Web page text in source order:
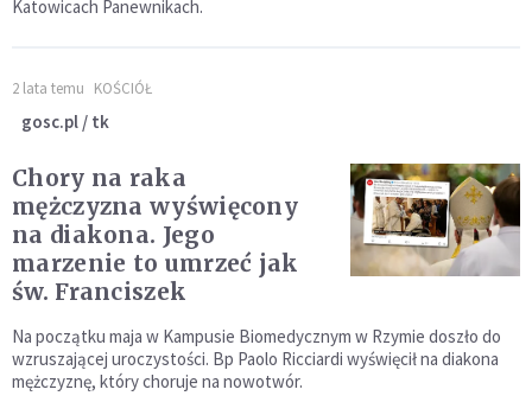
Katowicach Panewnikach.
2 lata temu KOŚCIÓŁ
gosc.pl / tk
Chory na raka
mężczyzna wyświęcony
na diakona. Jego
marzenie to umrzeć jak
św. Franciszek
Na początku maja w Kampusie Biomedycznym w Rzymie doszło do
wzruszającej uroczystości. Bp Paolo Ricciardi wyświęcił na diakona
mężczyznę, który choruje na nowotwór.